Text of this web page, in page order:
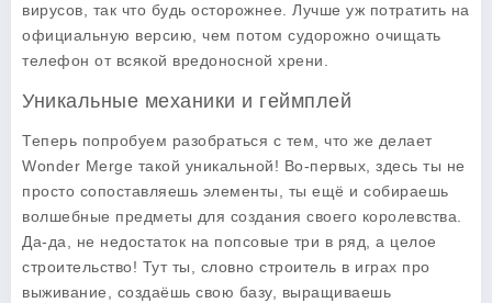
вирусов, так что будь осторожнее. Лучше уж потратить на
официальную версию, чем потом судорожно очищать
телефон от всякой вредоносной хрени.
Уникальные механики и геймплей
Теперь попробуем разобраться с тем, что же делает
Wonder Merge такой уникальной! Во-первых, здесь ты не
просто сопоставляешь элементы, ты ещё и собираешь
волшебные предметы для создания своего королевства.
Да-да, не недостаток на попсовые три в ряд, а целое
строительство! Тут ты, словно строитель в играх про
выживание, создаёшь свою базу, выращиваешь